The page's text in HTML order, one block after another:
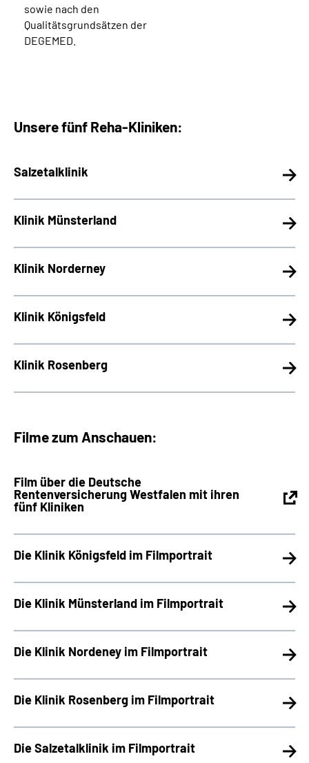
sowie nach den
Qualitätsgrundsätzen der
DEGEMED.
Unsere fünf Reha-Kliniken:
Salzetalklinik
Klinik Münsterland
Klinik Norderney
Klinik Königsfeld
Klinik Rosenberg
Filme zum Anschauen:
Film über die Deutsche
Rentenversicherung Westfalen mit ihren
fünf Kliniken
Die Klinik Königsfeld im Filmportrait
Die Klinik Münsterland im Filmportrait
Die Klinik Nordeney im Filmportrait
Die Klinik Rosenberg im Filmportrait
Die Salzetalklinik im Filmportrait